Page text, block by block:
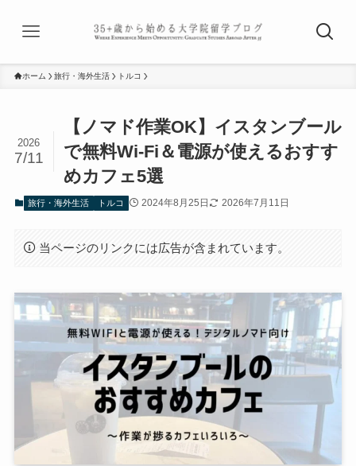
ホーム 旅行・海外生活 トルコ
【ノマド作業OK】イスタンブール
で無料Wi-Fi＆電源が使えるおすす
めカフェ5選
2026
7/11
旅行・海外生活 トルコ 2024年8月25日 2026年7月11日
当ページのリンクには広告が含まれています。